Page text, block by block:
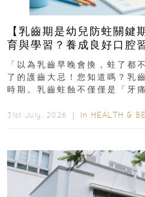
【乳齒期是幼兒防蛀關鍵
育與學習？養成良好口腔習慣， 舒適
瑯質 兒童牙膏防護指南
「以為乳齒早晚會換，蛀了都
了的護齒大忌！您知道嗎？乳
時期。乳齒蛀蝕不僅僅是「牙
31st July, 2026 ｜ In HEALTH &